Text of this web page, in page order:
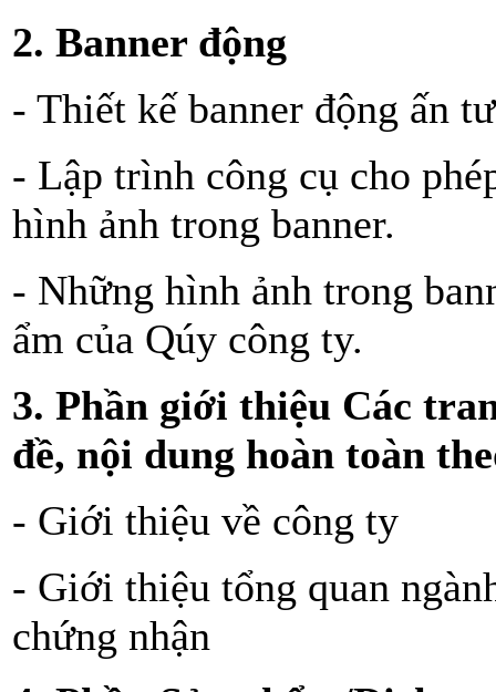
2. Banner động
- Thiết kế banner động ấn
- Lập trình công cụ cho
hình ảnh trong banner.
- Những hình ảnh trong
ẩm của Qúy công ty.
3. Phần giới thiệu Các
đề, nội dung hoàn toàn
- Giới thiệu về công ty
- Giới thiệu tổng quan
chứng nhận